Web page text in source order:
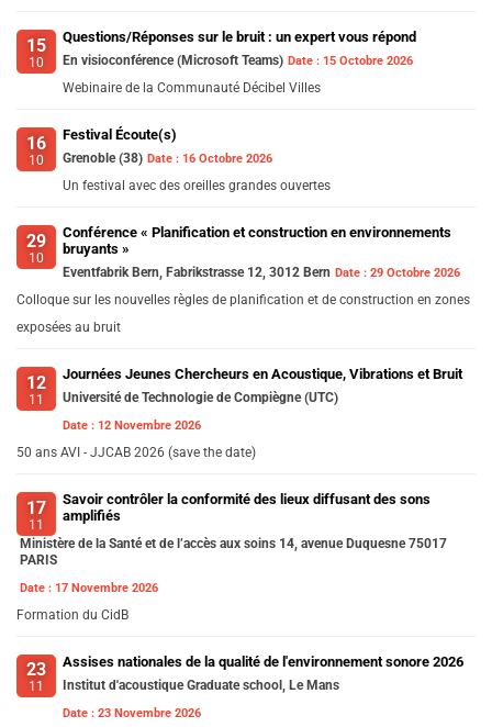
15
10
Questions/Réponses sur le bruit : un expert vous répond
En visioconférence (Microsoft Teams) Date : 15 Octobre 2026
Webinaire de la Communauté Décibel Villes
16
10
Festival Écoute(s)
Grenoble (38) Date : 16 Octobre 2026
Un festival avec des oreilles grandes ouvertes
29
10
Conférence « Planification et construction en environnements
bruyants »
Eventfabrik Bern, Fabrikstrasse 12, 3012 Bern Date : 29 Octobre 2026
Colloque sur les nouvelles règles de planification et de construction en zones
exposées au bruit
12
11
Journées Jeunes Chercheurs en Acoustique, Vibrations et Bruit
Université de Technologie de Compiègne (UTC)
Date : 12 Novembre 2026
50 ans AVI - JJCAB 2026 (save the date)
17
11
Savoir contrôler la conformité des lieux diffusant des sons
amplifiés
Ministère de la Santé et de l’accès aux soins 14, avenue Duquesne 75017
PARIS
Date : 17 Novembre 2026
Formation du CidB
23
11
Assises nationales de la qualité de l'environnement sonore 2026
Institut d'acoustique Graduate school, Le Mans
Date : 23 Novembre 2026